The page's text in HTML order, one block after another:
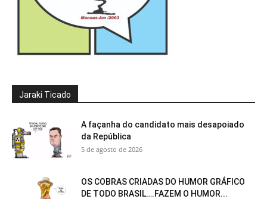
Jaraki Ticado
A façanha do candidato mais desapoiado
da República
5 de agosto de 2026
OS COBRAS CRIADAS DO HUMOR GRÁFICO
DE TODO BRASIL….FAZEM O HUMOR...